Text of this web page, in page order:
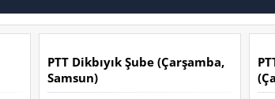
PTT Dikbıyık Şube (Çarşamba,
Samsun)